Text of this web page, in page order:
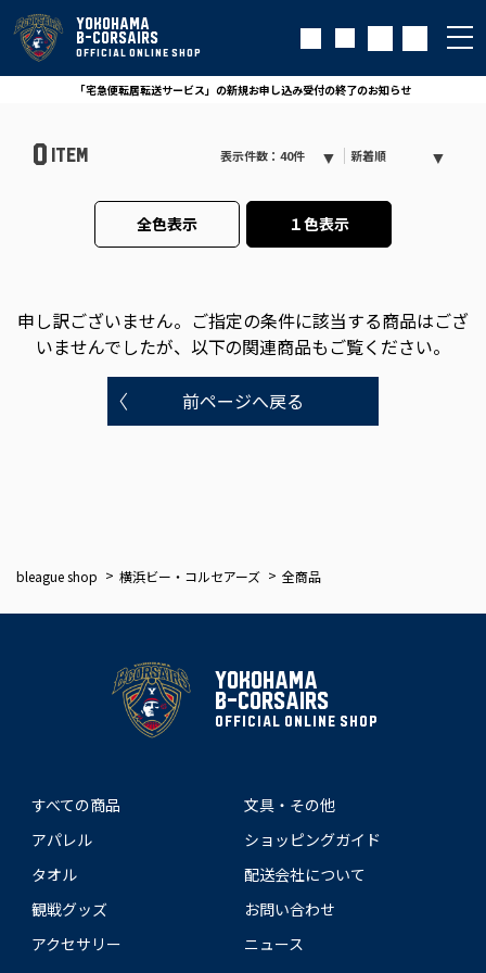
YOKOHAMA
B-CORSAIRS
OFFICIAL ONLINE SHOP
「宅急便転居転送サービス」の新規お申し込み受付の終了のお知らせ
0 ITEM 表示件数：40件 新着順
全色表示 １色表示
申し訳ございません。 ご指定の条件に該当する商品はござ
いませんでしたが、以下の関連商品もご覧ください。
前ページへ戻る
bleague shop 横浜ビー・コルセアーズ 全商品
YOKOHAMA
B-CORSAIRS
OFFICIAL ONLINE SHOP
すべての商品
アパレル
タオル
観戦グッズ
アクセサリー
文具・その他
ショッピングガイド
配送会社について
お問い合わせ
ニュース